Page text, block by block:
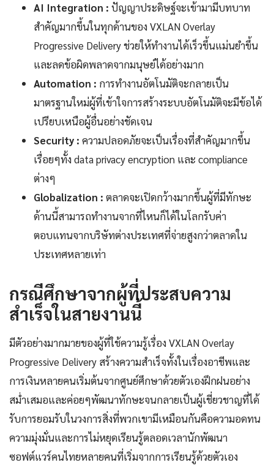
AI Integration : ปัญญาประดิษฐ์จะเข้ามามีบทบาท
สำคัญมากขึ้นในทุกด้านของ VXLAN Overlay
Progressive Delivery ช่วยให้ทำงานได้เร็วขึ้นแม่นยำขึ้น
และลดข้อผิดพลาดจากมนุษย์ได้อย่างมาก
Automation : การทำงานอัตโนมัติจะกลายเป็น
มาตรฐานใหม่ผู้ที่เข้าใจการสร้างระบบอัตโนมัติจะมีข้อได้
เปรียบเหนือผู้อื่นอย่างชัดเจน
Security : ความปลอดภัยจะเป็นเรื่องที่สำคัญมากขึ้น
เรื่อยๆทั้ง data privacy encryption และ compliance
ต่างๆ
Globalization : ตลาดจะเปิดกว้างมากขึ้นผู้ที่มีทักษะ
ด้านนี้สามารถทำงานจากที่ไหนก็ได้ในโลกรับค่า
ตอบแทนจากบริษัทต่างประเทศที่จ่ายสูงกว่าตลาดใน
ประเทศหลายเท่า
กรณีศึกษาจากผู้ที่ประสบความ
สำเร็จในสายงานนี้
มีตัวอย่างมากมายของผู้ที่ใช้ความรู้เรื่อง VXLAN Overlay
Progressive Delivery สร้างความสำเร็จทั้งในเรื่องอาชีพและ
การเงินหลายคนเริ่มต้นจากศูนย์ศึกษาด้วยตัวเองฝึกฝนอย่าง
สม่ำเสมอและค่อยๆพัฒนาทักษะจนกลายเป็นผู้เชี่ยวชาญที่ได้
รับการยอมรับในวงการสิ่งที่พวกเขามีเหมือนกันคือความอดทน
ความมุ่งมั่นและการไม่หยุดเรียนรู้ตลอดเวลานักพัฒนา
ซอฟต์แวร์คนไทยหลายคนที่เริ่มจากการเรียนรู้ด้วยตัวเอง